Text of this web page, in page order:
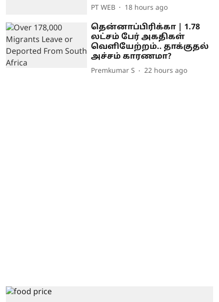
PT WEB 18 hours ago
தென்னாப்பிரிக்கா | 1.78
லட்சம் பேர் அகதிகள்
வெளியேற்றம்.. தாக்குதல்
அச்சம் காரணமா?
Premkumar S 22 hours ago